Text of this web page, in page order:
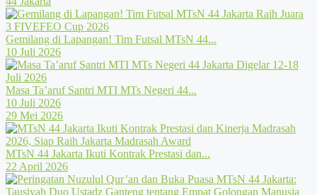
Gemilang di Lapangan! Tim Futsal MTsN 44...
10 Juli 2026
Masa Ta’aruf Santri MTI MTs Negeri 44...
10 Juli 2026
29 Mei 2026
MTsN 44 Jakarta Ikuti Kontrak Prestasi dan...
22 April 2026